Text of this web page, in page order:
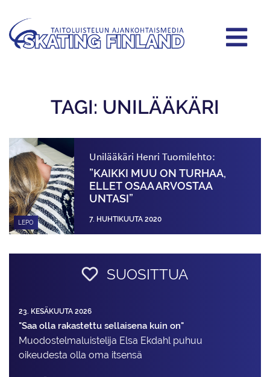
TAGI: UNILÄÄKÄRI
LEPO
Unilääkäri Henri Tuomilehto:
”KAIKKI MUU ON TURHAA,
ELLET OSAA ARVOSTAA
UNTASI”
7. HUHTIKUUTA 2020
SUOSITTUA
23. KESÄKUUTA 2026
"Saa olla rakastettu sellaisena kuin on"
Muodostelma­luistelija Elsa Ekdahl puhuu
oikeudesta olla oma itsensä